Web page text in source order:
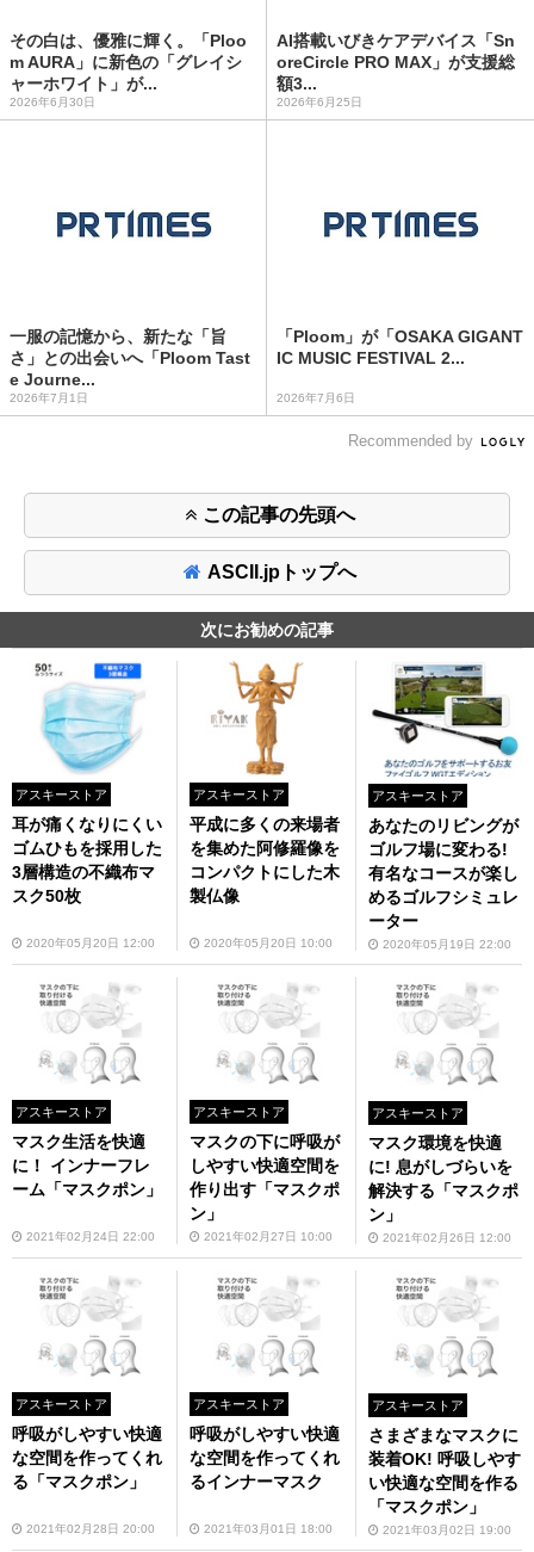
その白は、優雅に輝く。「Ploo
m AURA」に新色の「グレイシ
ャーホワイト」が...
2026年6月30日
AI搭載いびきケアデバイス「Sn
oreCircle PRO MAX」が支援総
額3...
2026年6月25日
一服の記憶から、新たな「旨
さ」との出会いへ「Ploom Tast
e Journe...
2026年7月1日
「Ploom」が「OSAKA GIGANT
IC MUSIC FESTIVAL 2...
2026年7月6日
Recommended by
この記事の先頭へ
ASCII.jpトップへ
次にお勧めの記事
アスキーストア
耳が痛くなりにくい
ゴムひもを採用した
3層構造の不織布マ
スク50枚
2020年05月20日 12:00
アスキーストア
平成に多くの来場者
を集めた阿修羅像を
コンパクトにした木
製仏像
2020年05月20日 10:00
アスキーストア
あなたのリビングが
ゴルフ場に変わる!
有名なコースが楽し
めるゴルフシミュレ
ーター
2020年05月19日 22:00
アスキーストア
マスク生活を快適
に！ インナーフレ
ーム「マスクポン」
2021年02月24日 22:00
アスキーストア
マスクの下に呼吸が
しやすい快適空間を
作り出す「マスクポ
ン」
2021年02月27日 10:00
アスキーストア
マスク環境を快適
に! 息がしづらいを
解決する「マスクポ
ン」
2021年02月26日 12:00
アスキーストア
呼吸がしやすい快適
な空間を作ってくれ
る「マスクポン」
2021年02月28日 20:00
アスキーストア
呼吸がしやすい快適
な空間を作ってくれ
るインナーマスク
2021年03月01日 18:00
アスキーストア
さまざまなマスクに
装着OK! 呼吸しやす
い快適な空間を作る
「マスクポン」
2021年03月02日 19:00